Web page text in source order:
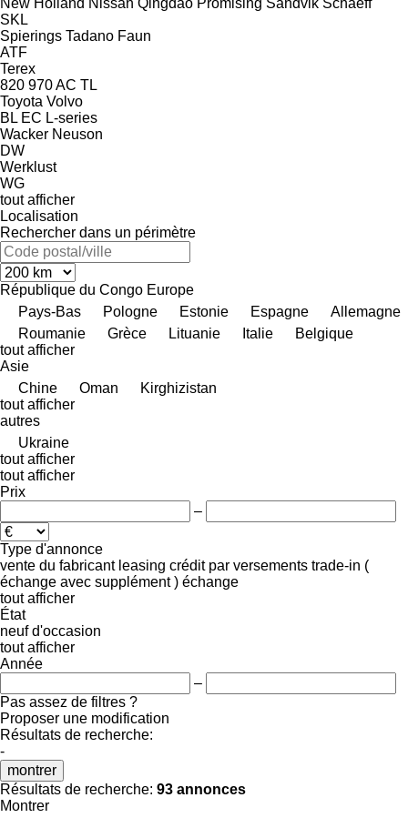
SKL
Spierings Tadano Faun
ATF
Terex
820 970AC TL
Toyota Volvo
BL EC L-series
Wacker Neuson
DW
Werklust
WG
tout afficher
Localisation
Rechercher dans un périmètre
République du Congo Europe
Pays-Bas
Pologne Estonie Espagne
Allemagne
Roumanie
Grèce Lituanie Italie
Belgique
tout afficher
Asie
Chine
Oman
Kirghizistan
tout afficher
autres
Ukraine
tout afficher
tout afficher
Prix
–
Type d'annonce
vente du fabricant leasing crédit par versements trade-in (
échange avec supplément ) échange
tout afficher
État
neuf d'occasion
tout afficher
Année
–
Pas assez de filtres ?
Proposer une modification
Résultats de recherche:
-
montrer
Résultats de recherche: 93 annonces
Montrer